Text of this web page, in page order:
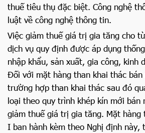
thuế tiêu thụ đặc biệt. Công nghệ
luật về công nghệ thông tin.
Việc giảm thuế giá trị gia tăng cho
dịch vụ quy định được áp dụng
nhập khẩu, sản xuất, gia công, kinh
Đối với mặt hàng than khai thác bán
trường hợp than khai thác sau đó
loại theo quy trình khép kín mới
giảm thuế giá trị gia tăng. Mặt hàng
I ban hành kèm theo Nghị định này,